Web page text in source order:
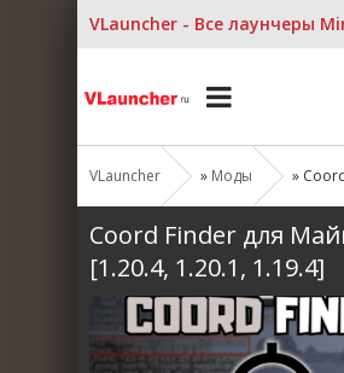
VLauncher - Все лаунчеры
VLauncher » Моды » Coord Finder
Coord Finder для
[1.20.4, 1.20.1, 1.19.4]